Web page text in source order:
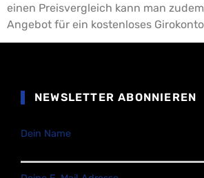
einen Preisvergleich kann man
Angebot für ein kostenloses
NEWSLETTER ABONNIEREN
Dein Name